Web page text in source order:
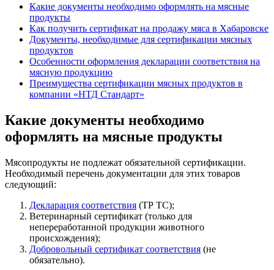
Какие документы необходимо оформлять на мясные
продукты
Как получить сертификат на продажу мяса в Хабаровске
Документы, необходимые для сертификации мясных
продуктов
Особенности оформления декларации соответствия на
мясную продукцию
Преимущества сертификации мясных продуктов в
компании «НТД Стандарт»
Какие документы необходимо
оформлять на мясные продукты
Мясопродукты не подлежат обязательной сертификации.
Необходимый перечень документации для этих товаров
следующий:
Декларация соответствия (ТР ТС);
Ветеринарный сертификат (только для
непереработанной продукции животного
происхождения);
Добровольный сертификат соответствия (не
обязательно).